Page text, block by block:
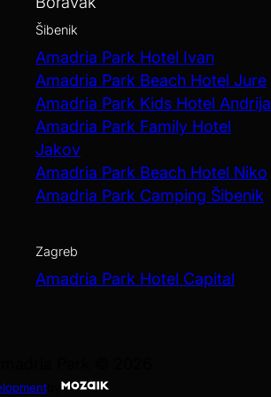
Šibenik
Amadria Park Hotel Ivan
Amadria Park Beach Hotel Jure
Amadria Park Kids Hotel Andrija
Amadria Park Family Hotel
Jakov
Amadria Park Beach Hotel Niko
Amadria Park Camping Šibenik
Zagreb
Amadria Park Hotel Capital